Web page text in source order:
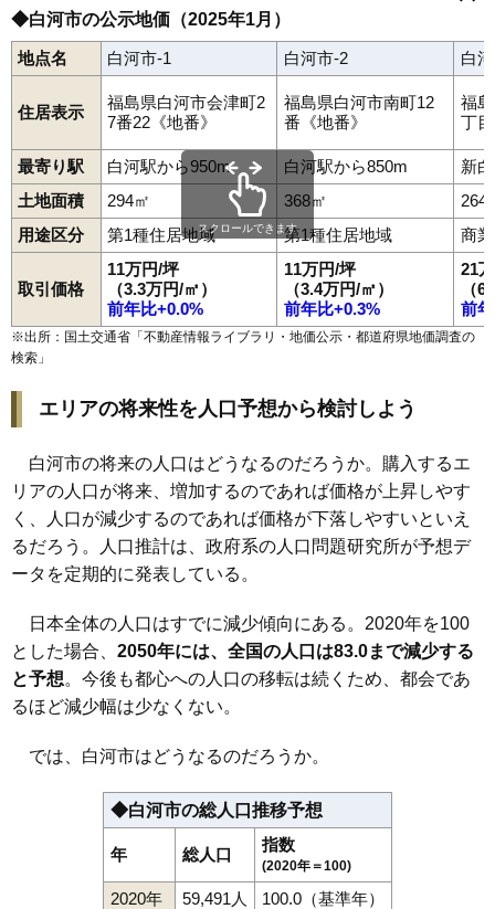
87 瀬戸原 3.3万円
88 本沼 259万円 -14.4%
白坂 3.2万円 277万円 -14.2%
十文字 657万円 -6.6%
91 弥次郎窪 2.9万円 413万円 -13.2%
92 大信町屋 2.9万円 -12.4%
93 池下 2.9万円 747万円 -11.9%
94 東釜子 2.6万円 291万円 -15.7%
95 関辺 255万円 -16.3%
飯沢山 416万円 -9.6%
97
99 南湖 2.3万円 681万円
表郷番沢 1.7万円 167万円 -27.8%
102 東蕪内 1.5万円 52万円 -34.0%
103 大信中新城 1.4万円 180万円 -31.8%
104 大信下小屋 1.4万円
106 旗宿 1.2万円 131万円 -38.6%
107 大信下新城 1.2万円 685万円 -16.8%
108 表郷八幡 0.9万円
◆白河市の公示地価（2025年1月）
地点名 白河市-1 白河市-2 白
住居表示
福島県白河市会津町2
7番22《地番》
福島県白河市南町12
番《地番》
福
丁
最寄り駅 白河駅から950m 白河駅から850m
新
土地面積
294㎡ 368㎡
264
用途区分
第1種住居地域 第1種住居地域 商
取引価格
11万円/坪
（3.3万円/㎡）
前年比+0.0%
11万円/坪
（3.4万円/㎡）
前年比+0.3%
21
（
前
スクロールできます
※出所：国土交通省「不動産情報ライブラリ・地価公示・都道府県地価調査の
検索 」
エリアの将来性を人口予想から検討しよう
白河市の将来の人口はどうなるのだろうか。購入するエ
リアの人口が将来、増加するのであれば価格が上昇しやす
く、人口が減少するのであれば価格が下落しやすいといえ
るだろう。人口推計は、政府系の人口問題研究所が予想デ
ータを定期的に発表している。
日本全体の人口はすでに減少傾向にある。2020年を100
とした場合、 2050年には、全国の人口は83.0まで減少する
と予想。今後も都心への人口の移転は続くため、都会であ
るほど減少幅は少なくない。
では、白河市はどうなるのだろうか。
◆白河市の総人口推移予想
年 総人口
指数
(2020年＝100)
2020年 59,491人
100.0（基準年）
束前町大大工町大信下小屋大信下新城
手代町
寺小路天神町 中島中田 中野山
中山南南湖西大沼西三坂西三坂山旗宿八竜神葉ノ木平
豊年松並 真舟みさか道東南登り町 南真舟向新蔵 巡り矢本沼
文珠山
弥次郎窪結城横町 米村道北北堀川端
白坂駅白河駅久田野駅